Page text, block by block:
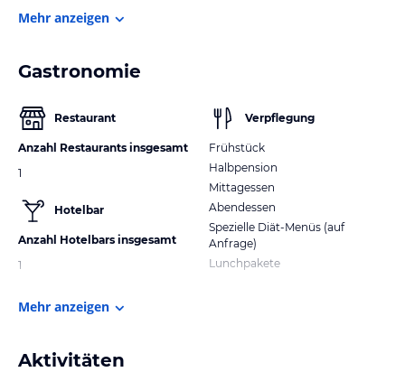
Mehr anzeigen
Gastronomie
Restaurant
Anzahl Restaurants insgesamt
1
Hotelbar
Anzahl Hotelbars insgesamt
1
Verpflegung
Frühstück
Halbpension
Mittagessen
Abendessen
Spezielle Diät-Menüs (auf
Anfrage)
Lunchpakete
Mehr anzeigen
Aktivitäten